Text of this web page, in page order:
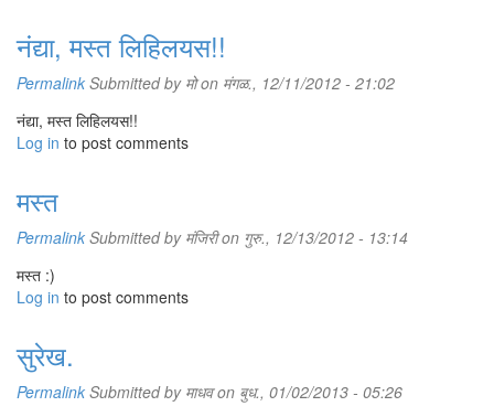
नंद्या, मस्त लिहिलयस!!
Permalink Submitted by मोon मंगळ., 12/11/2012 - 21:02
नंद्या, मस्त लिहिलयस!!
Log in to post comments
मस्त
Permalink Submitted by मंजिरीon गुरु., 12/13/2012 - 13:14
मस्त :)
Log in to post comments
सुरेख.
Permalink Submitted by माधवon बुध., 01/02/2013 - 05:26